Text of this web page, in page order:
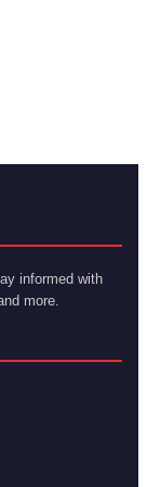
informed with
more.